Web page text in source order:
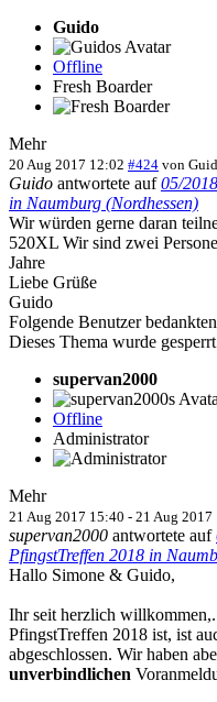
Guido
Offline
Fresh Boarder
Mehr
20 Aug 2017 12:02 #424 von
Guido antwortete auf05/
in Naumburg (Nordhessen)
Wir würden gerne daran
520XL Wir sind zwei
Jahre
Liebe Grüße
Guido
Folgende Benutzer
Dieses Thema wurde
supervan2000
Offline
Administrator
Mehr
21 Aug 2017 15:40 - 21 Aug 2017
supervan2000 antwortete auf
PfingstTreffen 2018 in
Hallo Simone & Guido,
Ihr seit herzlich
PfingstTreffen 2018 ist, ist
abgeschlossen. Wir haben
unverbindlichen